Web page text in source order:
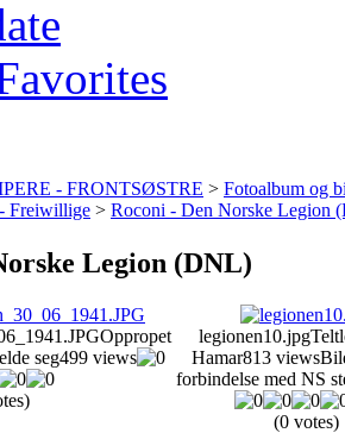
- FRONTSØSTRE > Fotoalbum og
Freiwillige > Roconi - Den Norske Legion
Legion (DNL)
Oppropet
seg499 views
legionen10.jpg
Hamar813 views
forbindelse med NS
(0 votes)